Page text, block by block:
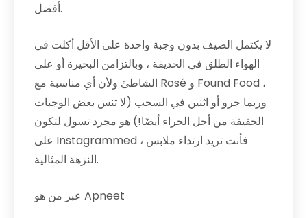
أفضل.
لا يكتمل الصيف بدون وجبة واحدة على الأقل أكلت في
الهواء الطلق في الحديقة ، وبالتزامن البحيرة أو على
الشاطئ ولأن أي مناسبة مع Rosé و Found Food ،
وربما جرو أو اثنين في السحب (لا تنس بعض الوجبات
الخفيفة من أجل الجراء أيضًا!) هو مجرد تسول لتكون
على Instagrammed ، فأنت تريد ارتداء ملابس
النزهة المثالية.
عبر من هو Apneet